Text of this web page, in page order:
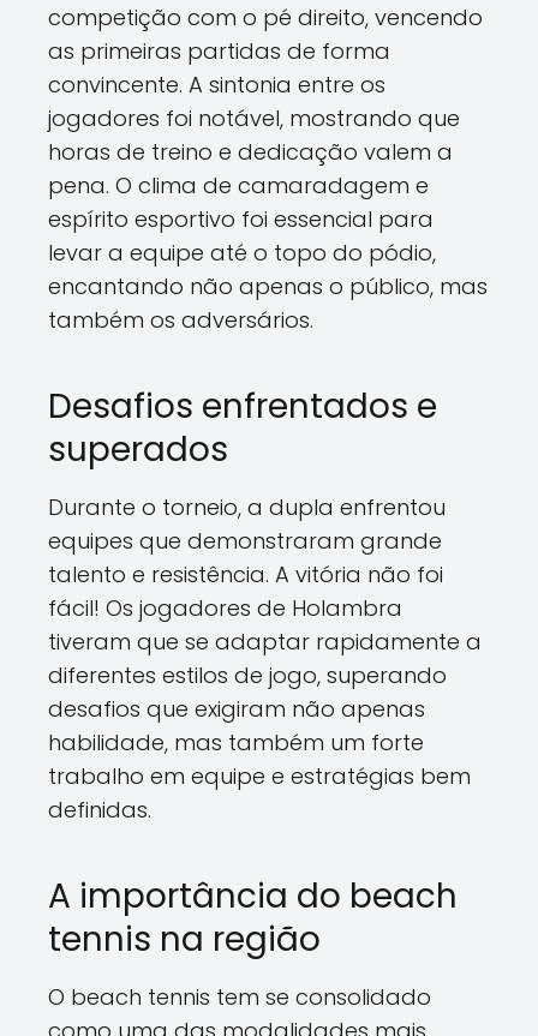
competição com o pé direito, vencendo
as primeiras partidas de forma
convincente. A sintonia entre os
jogadores foi notável, mostrando que
horas de treino e dedicação valem a
pena. O clima de camaradagem e
espírito esportivo foi essencial para
levar a equipe até o topo do pódio,
encantando não apenas o público, mas
também os adversários.
Desafios enfrentados e
superados
Durante o torneio, a dupla enfrentou
equipes que demonstraram grande
talento e resistência. A vitória não foi
fácil! Os jogadores de Holambra
tiveram que se adaptar rapidamente a
diferentes estilos de jogo, superando
desafios que exigiram não apenas
habilidade, mas também um forte
trabalho em equipe e estratégias bem
definidas.
A importância do beach
tennis na região
O beach tennis tem se consolidado